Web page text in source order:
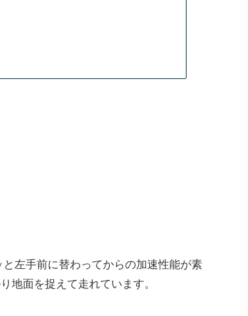
左手前に替わってからの加速性能が素
地面を捉えて走れています。